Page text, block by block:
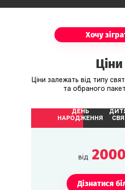
Хочу
Ціни
Ціни залежать від типу
та обраного
ДЕНЬ
НАРОДЖЕННЯ
від 2000
Дізнатися